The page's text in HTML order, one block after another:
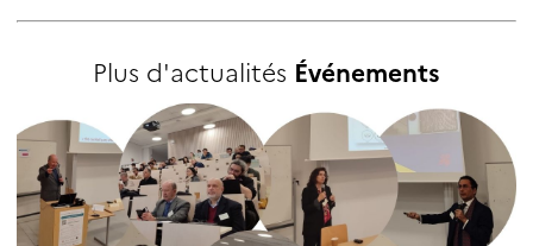
Plus d'actualités Événements